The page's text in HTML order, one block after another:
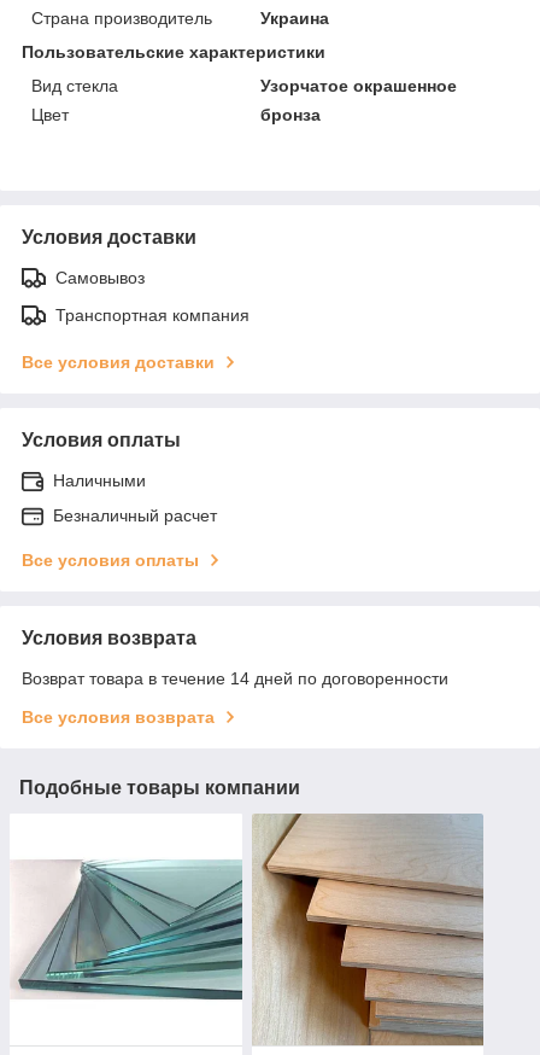
Страна производитель
Украина
Пользовательские характеристики
Вид стекла
Узорчатое окрашенное
Цвет
бронза
Условия доставки
Самовывоз
Транспортная компания
Все условия доставки
Условия оплаты
Наличными
Безналичный расчет
Все условия оплаты
Условия возврата
Возврат товара в течение 14 дней по договоренности
Все условия возврата
Подобные товары компании